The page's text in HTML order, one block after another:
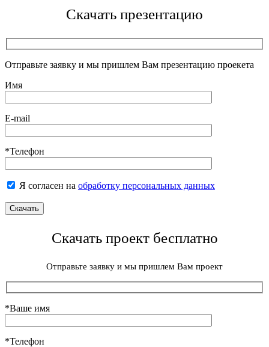
Скачать презентацию
Отправьте заявку и мы пришлем Вам презентацию проекета
Имя
E-mail
*Телефон
Я согласен на обработку персональных данных
Скачать проект бесплатно
Отправьте заявку и мы пришлем Вам проект
*Ваше имя
*Телефон